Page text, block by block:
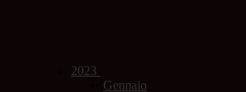
2023
Gennaio